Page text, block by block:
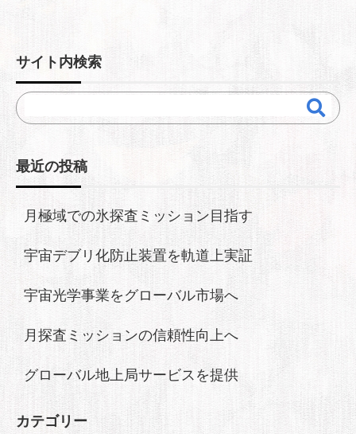
サイト内検索
最近の投稿
月極域での氷探査ミッション目指す
宇宙デブリ化防止装置を軌道上実証
宇宙光学事業をグローバル市場へ
月探査ミッションの信頼性向上へ
グローバル地上局サービスを提供
カテゴリー